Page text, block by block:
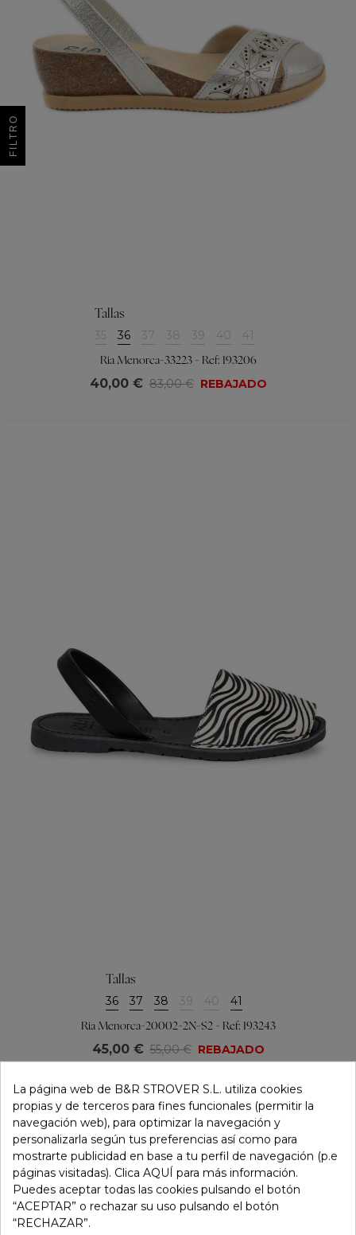
Tallas
35 36 37 38 39 40 41
Ria Menorca-33223 - Ref: 193206
40,00 € 83,00 € REBAJADO
Tallas
36 37 38 39 40 41
Ria Menorca-20002-2N-S2 - Ref: 193243
45,00 € 55,00 € REBAJADO
La página web de B&R STROVER S.L. utiliza cookies
propias y de terceros para fines funcionales (permitir la
navegación web), para optimizar la navegación y
personalizarla según tus preferencias así como para
mostrarte publicidad en base a tu perfil de navegación (p.e
páginas visitadas). Clica AQUÍ para más información.
Puedes aceptar todas las cookies pulsando el botón
“ACEPTAR” o rechazar su uso pulsando el botón
“RECHAZAR”.
FILTRO